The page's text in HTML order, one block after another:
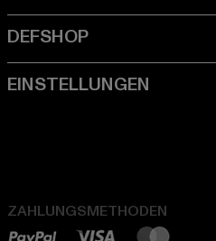
ZAHLUNGSMETHODEN